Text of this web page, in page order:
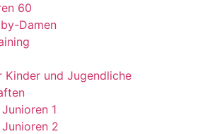
60
Damen
Kinder und Jugendliche
Junioren 1
Junioren 2